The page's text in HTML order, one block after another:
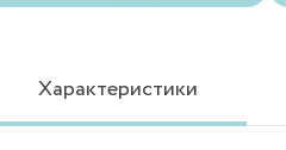
Характеристики